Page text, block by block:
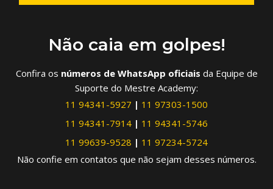
Não caia em golpes!
Confira os números de WhatsApp oficiais da Equipe de
Suporte do Mestre Academy:
11 94341-5927 | 11 97303-1500
11 94341-7914 | 11 94341-5746
11 99639-9528 | 11 97234-5724
Não confie em contatos que não sejam desses números.